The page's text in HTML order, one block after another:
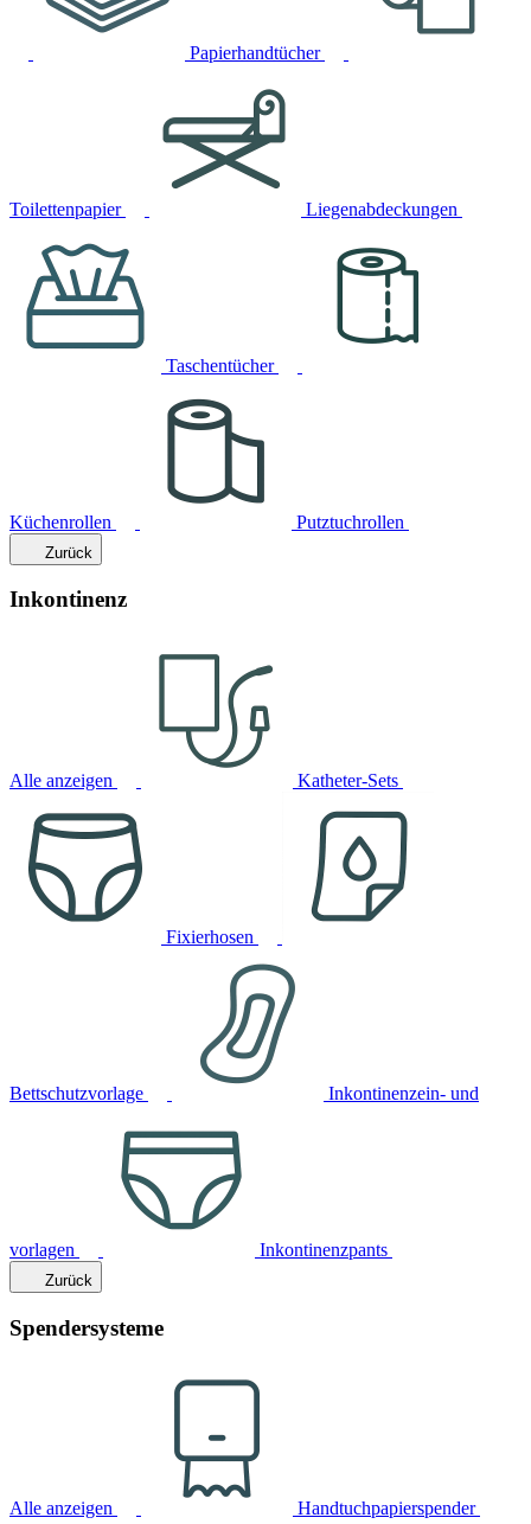
Papierhandtücher
Toilettenpapier Liegenabdeckungen
Taschentücher
Küchenrollen Putztuchrollen
Zurück
Inkontinenz
Alle anzeigen Katheter-Sets
Fixierhosen
Bettschutzvorlage Inkontinenzein- und
vorlagen Inkontinenzpants
Zurück
Spendersysteme
Alle anzeigen Handtuchpapierspender